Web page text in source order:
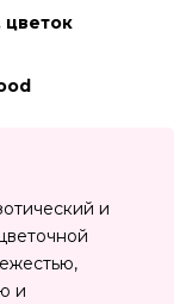
цветок
и
и